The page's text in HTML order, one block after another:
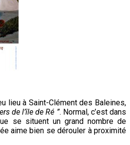
lieu à Saint-Clément des Baleines,
de l’île de Ré ”. Normal, c’est dans
se situent un grand nombre de
aime bien se dérouler à proximité